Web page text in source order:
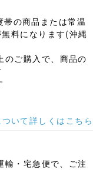
の商品または常温
料になります(沖縄
ご購入で、商品の
いて詳しくはこちら
・宅急便で、ご注